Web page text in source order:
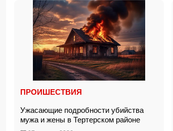
ПРОИШЕСТВИЯ
Ужасающие подробности убийства
мужа и жены в Тертерском районе